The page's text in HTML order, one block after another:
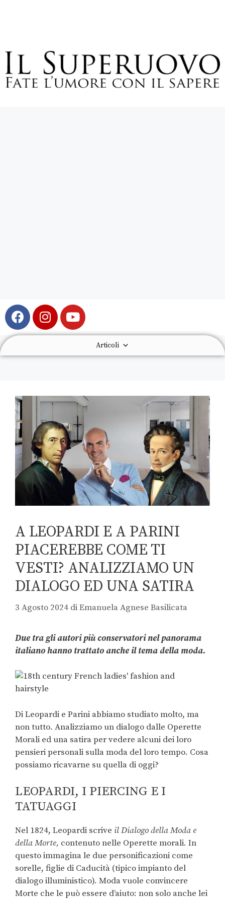
Articoli
A LEOPARDI E A PARINI
PIACEREBBE COME TI
VESTI? ANALIZZIAMO UN
DIALOGO ED UNA SATIRA
3 Agosto 2024 diEmanuela Agnese Basilicata
Due tra gli autori più conservatori nel panorama
italiano hanno trattato anche il tema della moda.
Di Leopardi e Parini abbiamo studiato molto, ma
non tutto. Analizziamo un dialogo dalle Operette
Morali ed una satira per vedere alcuni dei loro
pensieri personali sulla moda del loro tempo. Cosa
possiamo ricavarne su quella di oggi?
LEOPARDI, I PIERCING E I
TATUAGGI
Nel 1824, Leopardi scrive il Dialogo della Moda e
della Morte, contenuto nelle Operette morali. In
questo immagina le due personificazioni come
sorelle, figlie di Caducità (tipico impianto del
dialogo illuministico). Moda vuole convincere
Morte che le può essere d’aiuto: non solo anche lei